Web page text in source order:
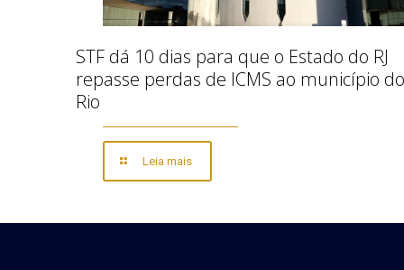
STF dá 10 dias para que o Estado do RJ
repasse perdas de ICMS ao município do
Rio
Leia mais